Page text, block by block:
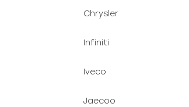
Chrysler
Infiniti
Iveco
Jaecoo